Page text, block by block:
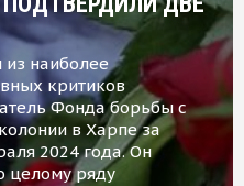
наиболее
критиков
Фонда борьбы с
в Харпе за
2024 года. Он
целому ряду